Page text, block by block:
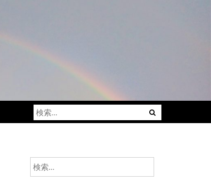
検
索:
検
索: